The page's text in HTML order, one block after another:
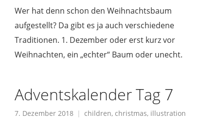
Wer hat denn schon den Weihnachtsbaum
aufgestellt? Da gibt es ja auch verschiedene
Traditionen. 1. Dezember oder erst kurz vor
Weihnachten, ein „echter“ Baum oder unecht.
Adventskalender Tag 7
7. Dezember 2018 children, christmas, illustration